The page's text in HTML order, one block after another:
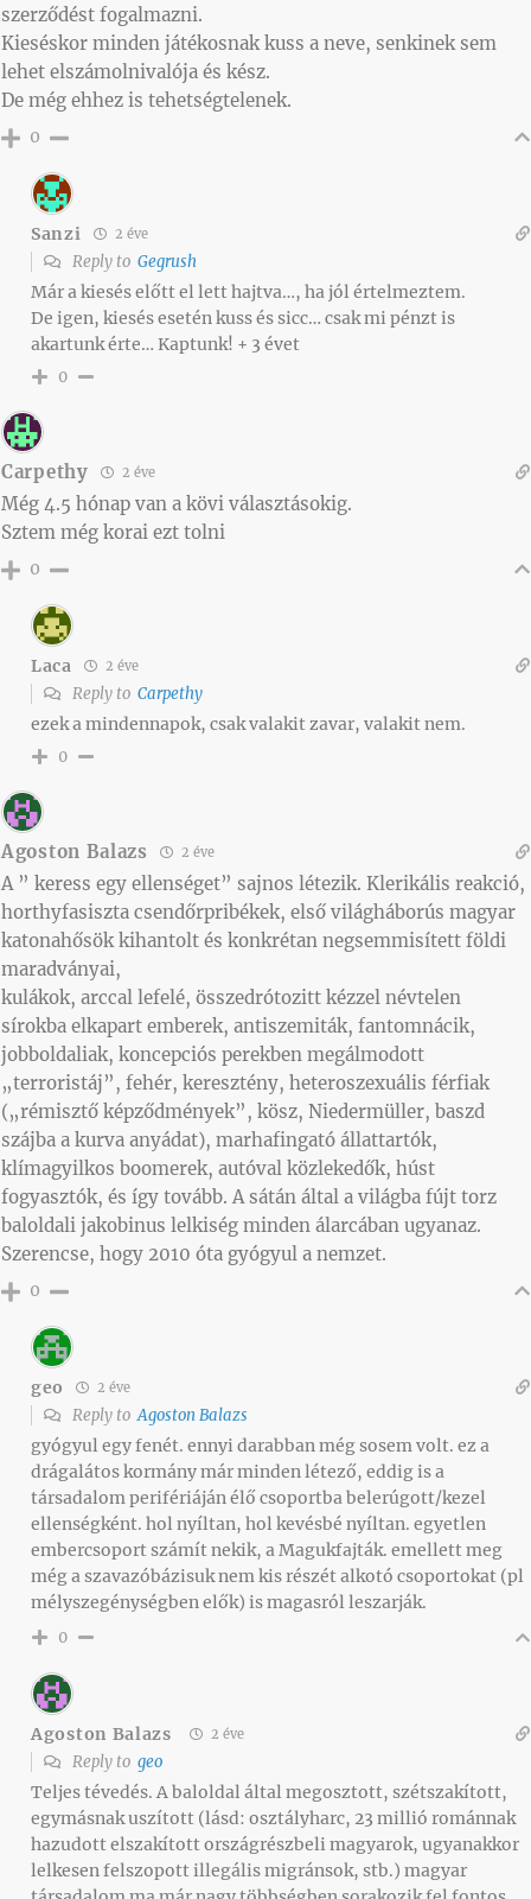
szerződést fogalmazni.
Kieséskor minden játékosnak kuss a neve, senkinek sem
lehet elszámolnivalója és kész.
De még ehhez is tehetségtelenek.
0
Sanzi 2 éve
Reply to Gegrush
Már a kiesés előtt el lett hajtva…, ha jól értelmeztem.
De igen, kiesés esetén kuss és sicc… csak mi pénzt is
akartunk érte… Kaptunk! + 3 évet
0
Carpethy 2 éve
Még 4.5 hónap van a kövi választásokig.
Sztem még korai ezt tolni
0
Laca 2 éve
Reply to Carpethy
ezek a mindennapok, csak valakit zavar, valakit nem.
0
Agoston Balazs 2 éve
A ” keress egy ellenséget” sajnos létezik. Klerikális reakció,
horthyfasiszta csendőrpribékek, első világháborús magyar
katonahősök kihantolt és konkrétan negsemmisített földi
maradványai,
kulákok, arccal lefelé, összedrótozitt kézzel névtelen
sírokba elkapart emberek, antiszemiták, fantomnácik,
jobboldaliak, koncepciós perekben megálmodott
„terroristáj”, fehér, keresztény, heteroszexuális férfiak
(„rémisztő képződmények”, kösz, Niedermüller, baszd
szájba a kurva anyádat), marhafingató állattartók,
klímagyilkos boomerek, autóval közlekedők, húst
fogyasztók, és így tovább. A sátán által a világba fújt torz
baloldali jakobinus lelkiség minden álarcában ugyanaz.
Szerencse, hogy 2010 óta gyógyul a nemzet.
0
geo 2 éve
Reply toAgoston Balazs
gyógyul egy fenét. ennyi darabban még sosem volt. ez a
drágalátos kormány már minden létező, eddig is a
társadalom perifériáján élő csoportba belerúgott/kezel
ellenségként. hol nyíltan, hol kevésbé nyíltan. egyetlen
embercsoport számít nekik, a Magukfajták. emellett meg
még a szavazóbázisuk nem kis részét alkotó csoportokat (pl
mélyszegénységben elők) is magasról leszarják.
0
Agoston Balazs 2 éve
Reply to geo
Teljes tévedés. A baloldal által megosztott, szétszakított,
egymásnak uszított (lásd: osztályharc, 23 millió románnak
hazudott elszakított országrészbeli magyarok, ugyanakkor
lelkesen felszopott illegális migránsok, stb.) magyar